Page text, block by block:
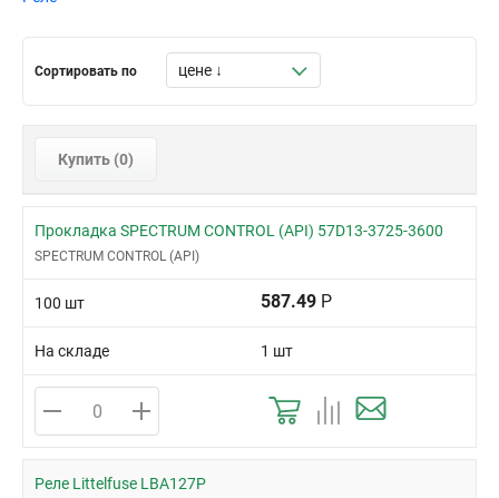
Сортировать по
Купить (0)
Прокладка SPECTRUM CONTROL (API) 57D13-3725-3600
SPECTRUM CONTROL (API)
100 шт 587.49 Р
На складе 1 шт
Реле Littelfuse LBA127P